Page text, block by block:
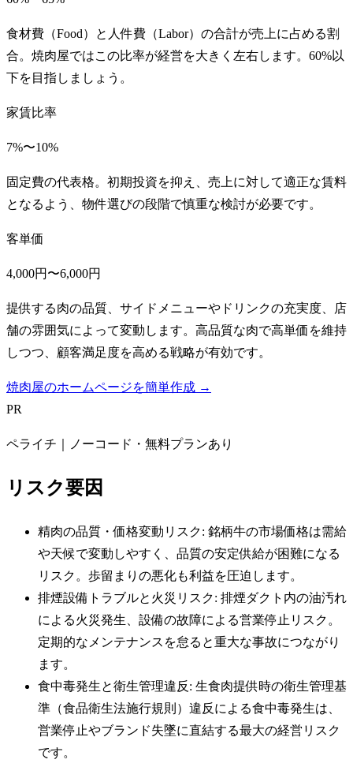
食材費（Food）と人件費（Labor）の合計が売上に占める割
合。焼肉屋ではこの比率が経営を大きく左右します。60%以
下を目指しましょう。
家賃比率
7%〜10%
固定費の代表格。初期投資を抑え、売上に対して適正な賃料
となるよう、物件選びの段階で慎重な検討が必要です。
客単価
4,000円〜6,000円
提供する肉の品質、サイドメニューやドリンクの充実度、店
舗の雰囲気によって変動します。高品質な肉で高単価を維持
しつつ、顧客満足度を高める戦略が有効です。
焼肉屋のホームページを簡単作成 →
PR
ペライチ｜ノーコード・無料プランあり
リスク要因
精肉の品質・価格変動リスク: 銘柄牛の市場価格は需給
や天候で変動しやすく、品質の安定供給が困難になる
リスク。歩留まりの悪化も利益を圧迫します。
排煙設備トラブルと火災リスク: 排煙ダクト内の油汚れ
による火災発生、設備の故障による営業停止リスク。
定期的なメンテナンスを怠ると重大な事故につながり
ます。
食中毒発生と衛生管理違反: 生食肉提供時の衛生管理基
準（食品衛生法施行規則）違反による食中毒発生は、
営業停止やブランド失墜に直結する最大の経営リスク
です。